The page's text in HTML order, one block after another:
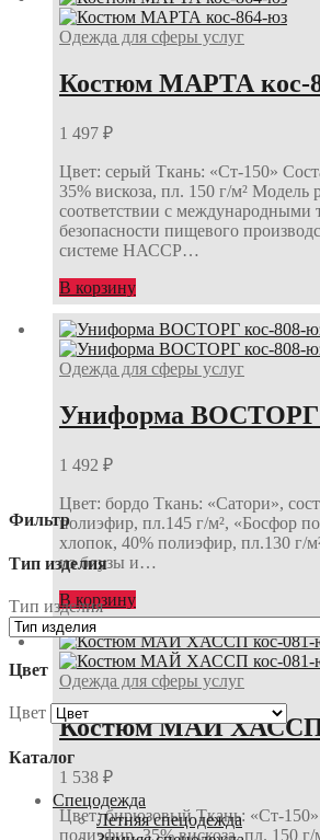
Одежда для сферы услуг
Костюм МАРТА кос-
1 497 ₽
Цвет: серый Ткань: «Ст-150»
35% вискоза, пл. 150 г/м² Модель
соответствии с международными
безопасности пищевого
системе НАССР…
В корзину
Одежда для сферы услуг
Униформа ВОСТОРГ
1 492 ₽
Цвет: бордо Ткань: «Сатори»,
полиэфир, пл.145 г/м², «Босфор
хлопок, 40% полиэфир, пл.130 г/
из блузы и…
В корзину
Одежда для сферы услуг
Костюм МАЙ ХАССП
1 538 ₽
Цвет: бирюзовый Ткань: «Ст-
полиэфир, 35% вискоза, пл. 150
Фильтр
Тип изделия
Тип изделия
Цвет
Цвет
Каталог
Спецодежда
Летняя спецодежда